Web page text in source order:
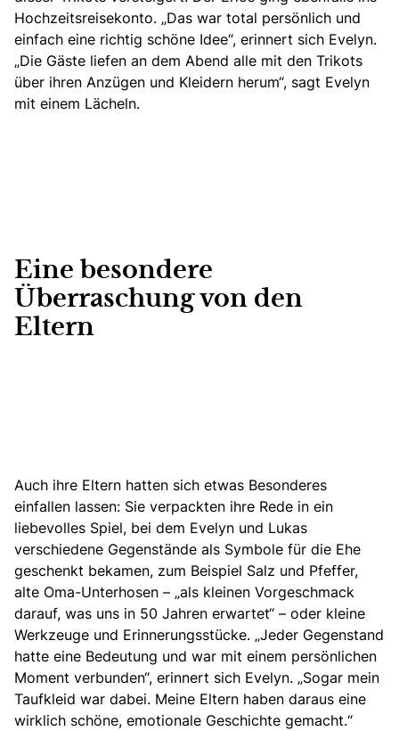
Hochzeitsreisekonto. „Das war total persönlich und
einfach eine richtig schöne Idee“, erinnert sich Evelyn.
„Die Gäste liefen an dem Abend alle mit den Trikots
über ihren Anzügen und Kleidern herum“, sagt Evelyn
mit einem Lächeln.
Eine besondere
Überraschung von den
Eltern
Auch ihre Eltern hatten sich etwas Besonderes
einfallen lassen: Sie verpackten ihre Rede in ein
liebevolles Spiel, bei dem Evelyn und Lukas
verschiedene Gegenstände als Symbole für die Ehe
geschenkt bekamen, zum Beispiel Salz und Pfeffer,
alte Oma-Unterhosen – „als kleinen Vorgeschmack
darauf, was uns in 50 Jahren erwartet“ – oder kleine
Werkzeuge und Erinnerungsstücke. „Jeder Gegenstand
hatte eine Bedeutung und war mit einem persönlichen
Moment verbunden“, erinnert sich Evelyn. „Sogar mein
Taufkleid war dabei. Meine Eltern haben daraus eine
wirklich schöne, emotionale Geschichte gemacht.“